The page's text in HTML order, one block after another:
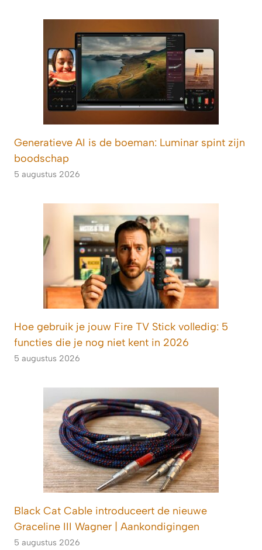
Generatieve AI is de boeman: Luminar spint zijn
boodschap
5 augustus 2026
Hoe gebruik je jouw Fire TV Stick volledig: 5
functies die je nog niet kent in 2026
5 augustus 2026
Black Cat Cable introduceert de nieuwe
Graceline III Wagner | Aankondigingen
5 augustus 2026